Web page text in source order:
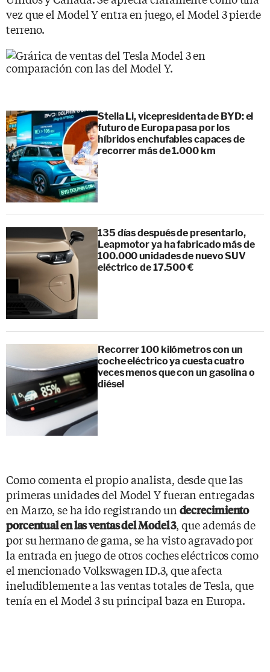
vez que el Model Y entra en juego, el Model 3 pierde
terreno.
Stella Li, vicepresidenta de BYD: el
futuro de Europa pasa por los
híbridos enchufables capaces de
recorrer más de 1.000 km
135 días después de presentarlo,
Leapmotor ya ha fabricado más de
100.000 unidades de nuevo SUV
eléctrico de 17.500 €
Recorrer 100 kilómetros con un
coche eléctrico ya cuesta cuatro
veces menos que con un gasolina o
diésel
Como comenta el propio analista, desde que las
primeras unidades del Model Y fueran entregadas
en Marzo, se ha ido registrando un decrecimiento
porcentual en las ventas del Model 3, que además de
por su hermano de gama, se ha visto agravado por
la entrada en juego de otros coches eléctricos como
el mencionado Volkswagen ID.3, que afecta
ineludiblemente a las ventas totales de Tesla, que
tenía en el Model 3 su principal baza en Europa.